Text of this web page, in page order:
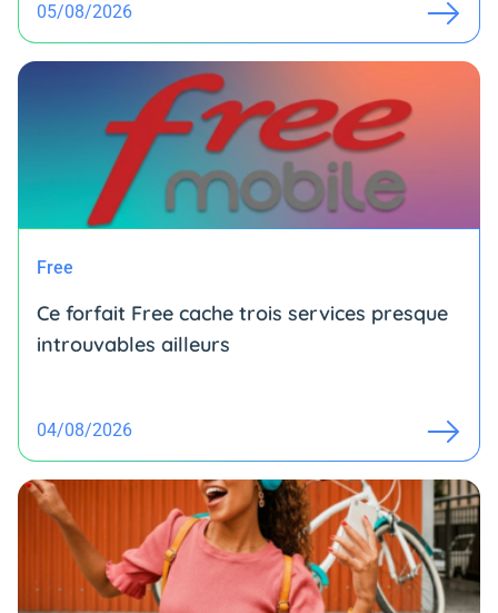
05/08/2026
Free
Ce forfait Free cache trois services presque
introuvables ailleurs
04/08/2026